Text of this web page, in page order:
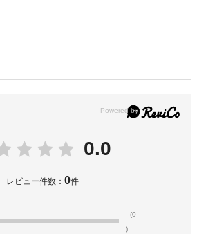
0.0
レビュー件数： 0件
(0
)